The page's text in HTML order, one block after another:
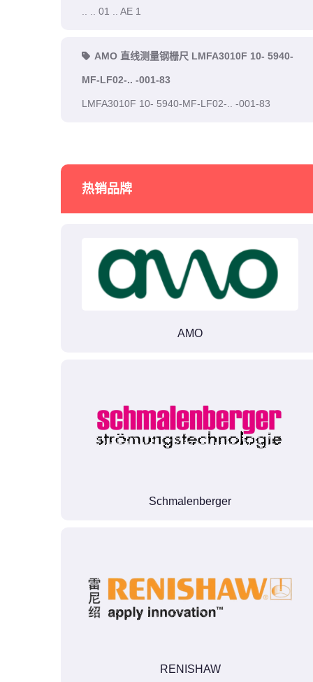
.. .. 01 .. AE 1
AMO 直线测量钢栅尺 LMFA3010F 10- 5940-
MF-LF02-.. -001-83
LMFA3010F 10- 5940-MF-LF02-.. -001-83
热销品牌
AMO
Schmalenberger
RENISHAW